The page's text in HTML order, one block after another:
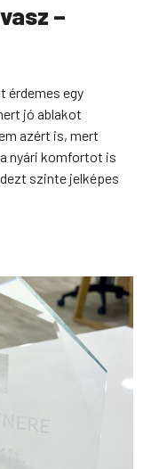
–
érdemes egy
jó ablakot
azért is, mert
nyári komfortot is
szinte jelképes